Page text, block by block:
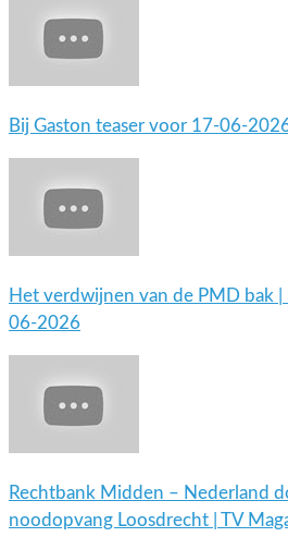
Bij Gaston teaser voor 17-06-
Het verdwijnen van de PMD bak
06-2026
Rechtbank Midden – Nederland
noodopvang Loosdrecht | TV